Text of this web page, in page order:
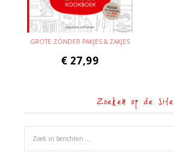
GROTE ZÓNDER PAKJES & ZAKJES
€ 27,99
Zoeken op de site